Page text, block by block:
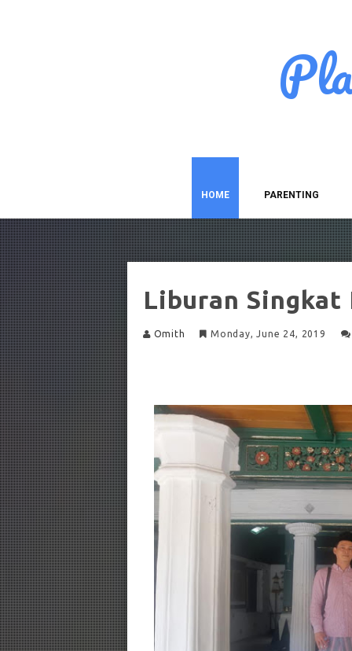
HOME PARENTING
Liburan Singkat
Omith Monday, June 24, 2019